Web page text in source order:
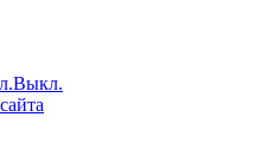
Выкл.